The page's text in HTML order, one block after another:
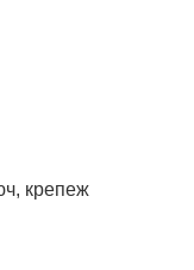
крепеж